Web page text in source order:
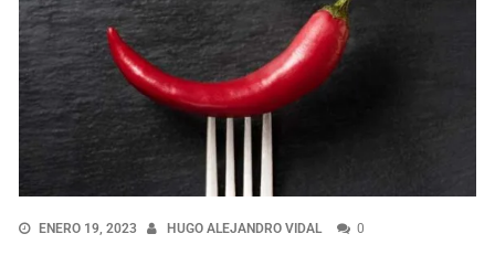
ENERO 19, 2023 HUGO ALEJANDRO VIDAL 0